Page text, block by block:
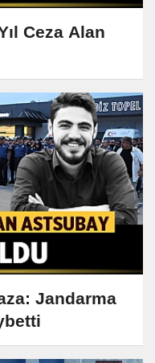
Ceza Alan
Jandarma